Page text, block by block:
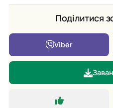
Поділитися
Viber